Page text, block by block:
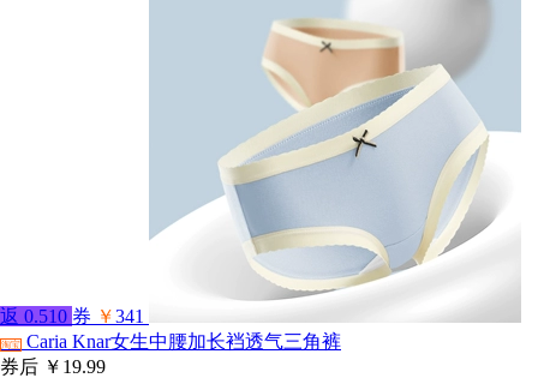
返 0.510 券 ￥341
淘宝 Caria Knar女生中腰加长裆透气三角裤
券后 ￥19.99